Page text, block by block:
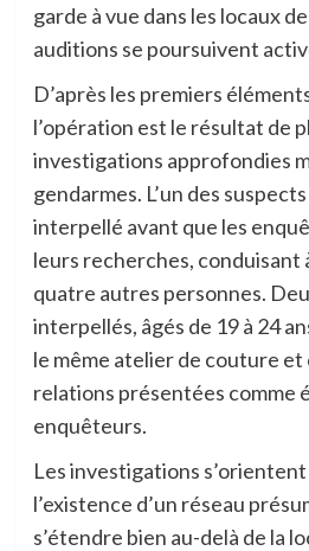
garde à vue dans les locaux
auditions se poursuivent
D’après les premiers
l’opération est le résultat de
investigations approfondies
gendarmes. L’un des
interpellé avant que les
leurs recherches, conduisant
quatre autres personnes.
interpellés, âgés de 19 à 24
le même atelier de couture
relations présentées comme
enquêteurs.
Les investigations
l’existence d’un réseau
s’étendre bien au-delà de la